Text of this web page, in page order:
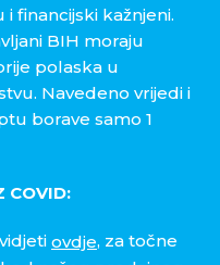
financijski kažnjeni.
BIH moraju
polaska u
Navedeno vrijedi i
borave samo 1
COVID:
ovdje, za točne